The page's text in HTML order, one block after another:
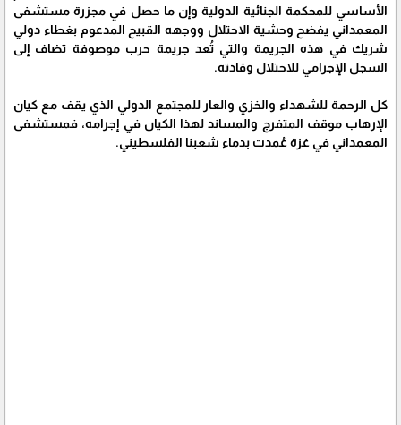
الأساسي للمحكمة الجنائية الدولية وإن ما حصل في مجزرة مستشفى
المعمداني يفضح وحشية الاحتلال ووجهه القبيح المدعوم بغطاء دولي
شريك في هذه الجريمة والتي تُعد جريمة حرب موصوفة تضاف إلى
السجل الإجرامي للاحتلال وقادته.
كل الرحمة للشهداء والخزي والعار للمجتمع الدولي الذي يقف مع كيان
الإرهاب موقف المتفرج والمساند لهذا الكيان في إجرامه، فمستشفى
المعمداني في غزة عُمدت بدماء شعبنا الفلسطيني.